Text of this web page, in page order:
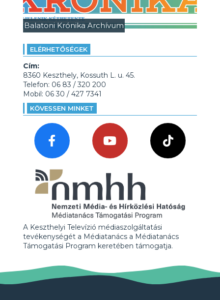
Balatoni Krónika Archívum
ELÉRHETŐSÉGEK
Cím:
8360 Keszthely, Kossuth L. u. 45.
Telefon: 06 83 / 320 200
Mobil: 06 30 / 427 7341
KÖVESSEN MINKET
A Keszthelyi Televízió médiaszolgáltatási
tevékenységét a Médiatanács a Médiatanács
Támogatási Program keretében támogatja.